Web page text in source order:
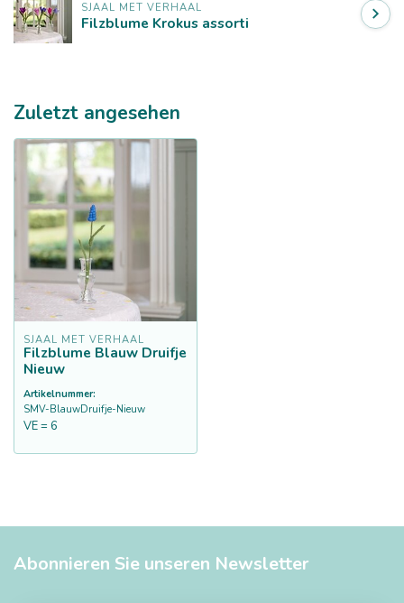
SJAAL MET VERHAAL
Filzblume Krokus assorti
Zuletzt angesehen
SJAAL MET VERHAAL
Filzblume Blauw Druifje
Nieuw
Artikelnummer:
SMV-BlauwDruifje-Nieuw
VE = 6
Abonnieren Sie unseren Newsletter